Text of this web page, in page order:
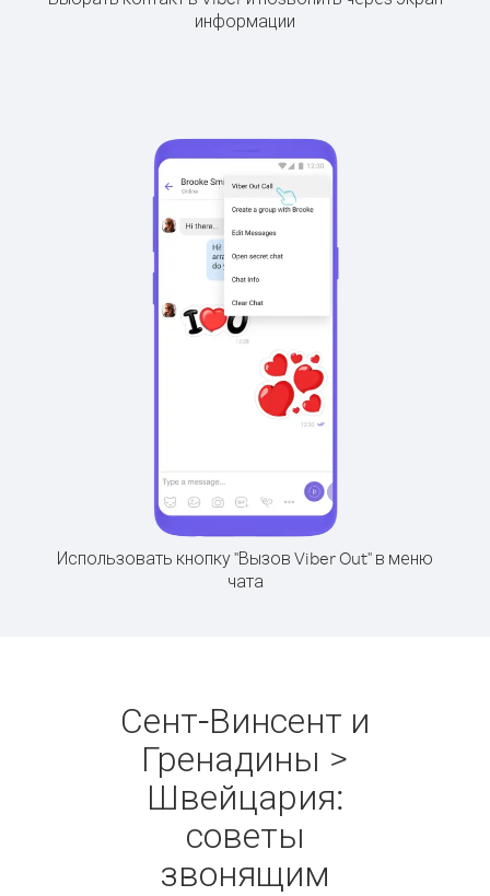
информации
Использовать кнопку "Вызов Viber Out" в меню
чата
Сент-Винсент и
Гренадины >
Швейцария:
советы
звонящим